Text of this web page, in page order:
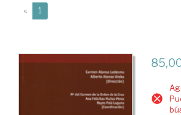
« 1